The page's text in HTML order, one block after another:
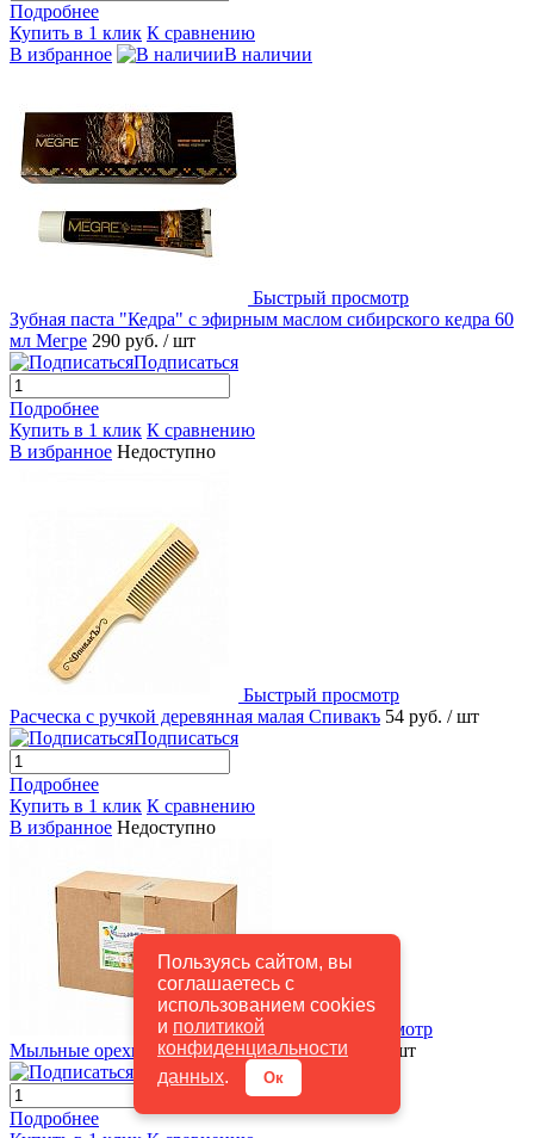
Пользуясь сайтом, вы
соглашаетесь с
использованием cookies
и политикой
конфиденциальности
данных. Ок
Подробнее
Купить в 1 клик К сравнению
В избранное
В наличии
Быстрый просмотр
Зубная паста "Кедра" с эфирным маслом сибирского кедра 60
мл Мегре 290 руб. / шт
Подписаться
Подробнее
Купить в 1 клик К сравнению
В избранное Недоступно
Быстрый просмотр
Расческа с ручкой деревянная малая Спивакъ 54 руб. / шт
Подписаться
Подробнее
Купить в 1 клик К сравнению
В избранное Недоступно
Быстрый просмотр
Мыльные орехи Мукоросси 1000 г 1 100 руб.
/ шт
Подписаться
Подробнее